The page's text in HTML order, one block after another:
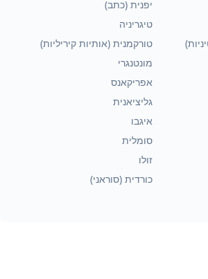
יפנית (כתב)
טיגריניה
טורקמנית (אותיות קיריליות)
מונטנגרי
אפריקאנס
גליציאנית
איגבו
סומלית
זולו
כורדית (סוראני)